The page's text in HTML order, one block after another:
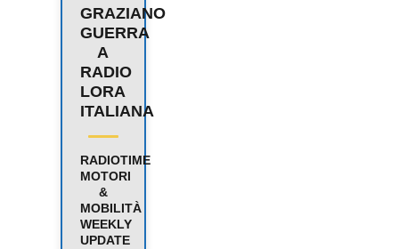
GRAZIANO
GUERRA
A
RADIO
LORA
ITALIANA
RADIOTIME
MOTORI
&
MOBILITÀ
WEEKLY
UPDATE